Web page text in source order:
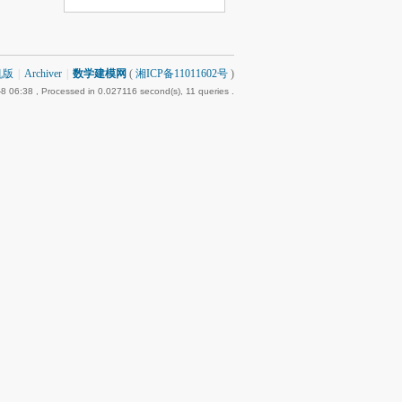
版 Archiver 数学建模网 ( 湘ICP备11011602号 )
06:38 , Processed in 0.027116 second(s), 11 queries .